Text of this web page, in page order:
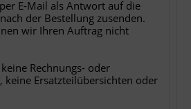
E-Mail als Antwort auf die
der Bestellung zusenden.
wir Ihren Auftrag nicht
Rechnungs- oder
keine Ersatzteilübersichten oder